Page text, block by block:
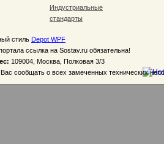
Индустриальные
стандарты
стиль Depot WPF
ссылка на Sostav.ru обязательна!
109004, Москва, Полковая 3/3
сообщать о всех замеченных технических